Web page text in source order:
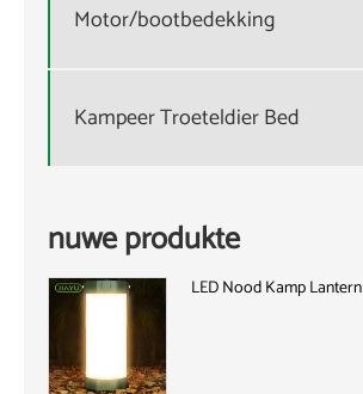
Motor/bootbedekking
Kampeer Troeteldier Bed
nuwe produkte
LED Nood Kamp Lantern